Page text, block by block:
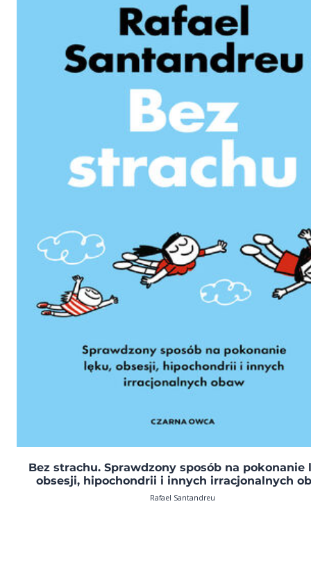
Bez strachu. Sprawdzony sposób na pokonanie
obsesji, hipochondrii i innych irracjonalnych
Rafael Santandreu